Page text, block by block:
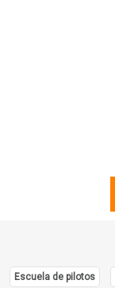
Escuela de pilotos